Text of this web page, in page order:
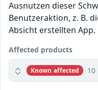
Ausnutzen dieser
Benutzeraktion, z. B.
Absicht erstellten App.
Affected products
Known affected 10